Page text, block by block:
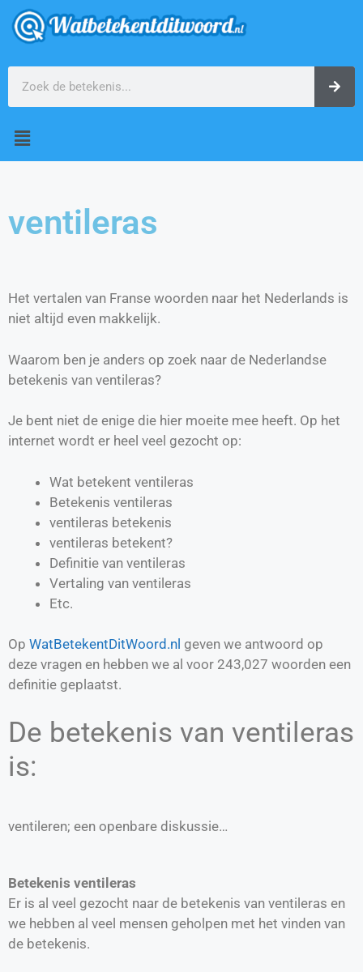
ventileras
Het vertalen van Franse woorden naar het Nederlands is
niet altijd even makkelijk.
Waarom ben je anders op zoek naar de Nederlandse
betekenis van ventileras?
Je bent niet de enige die hier moeite mee heeft. Op het
internet wordt er heel veel gezocht op:
Wat betekent ventileras
Betekenis ventileras
ventileras betekenis
ventileras betekent?
Definitie van ventileras
Vertaling van ventileras
Etc.
Op WatBetekentDitWoord.nl geven we antwoord op
deze vragen en hebben we al voor 243,027 woorden een
definitie geplaatst.
De betekenis van ventileras
is:
ventileren; een openbare diskussie…
Betekenis ventileras
Er is al veel gezocht naar de betekenis van ventileras en
we hebben al veel mensen geholpen met het vinden van
de betekenis.